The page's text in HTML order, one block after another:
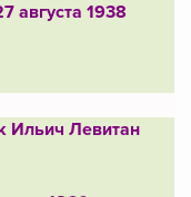
августа 1938
Ильич Левитан